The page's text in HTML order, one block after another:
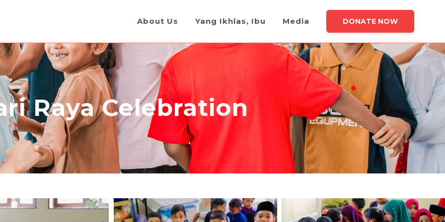
DONATE NOW
About Us Yang Ikhlas, Ibu Media
Raya Celebration